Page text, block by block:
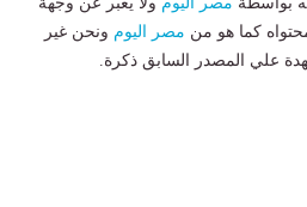
كما هو من مصر اليوم ونحن غير
علي المصدر السابق ذكرة.